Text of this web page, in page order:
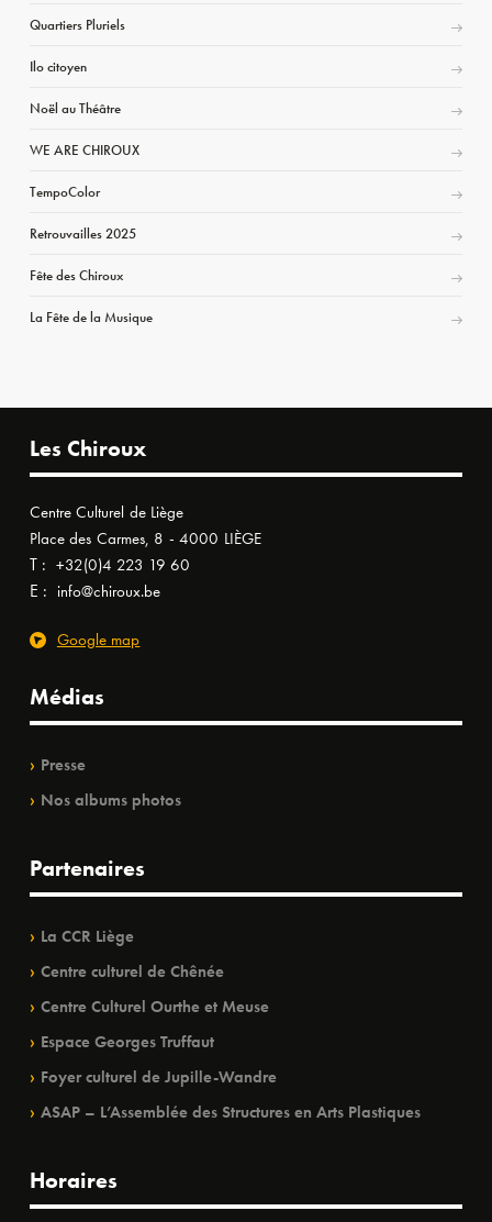
Quartiers Pluriels
Ilo citoyen
Noël au Théâtre
WE ARE CHIROUX
TempoColor
Retrouvailles 2025
Fête des Chiroux
La Fête de la Musique
Les Chiroux
Centre Culturel de Liège
Place des Carmes, 8 - 4000 LIÈGE
T : +32(0)4 223 19 60
E : info@chiroux.be
Google map
Médias
Presse
Nos albums photos
Partenaires
La CCR Liège
Centre culturel de Chênée
Centre Culturel Ourthe et Meuse
Espace Georges Truffaut
Foyer culturel de Jupille-Wandre
ASAP – L’Assemblée des Structures en Arts Plastiques
Horaires